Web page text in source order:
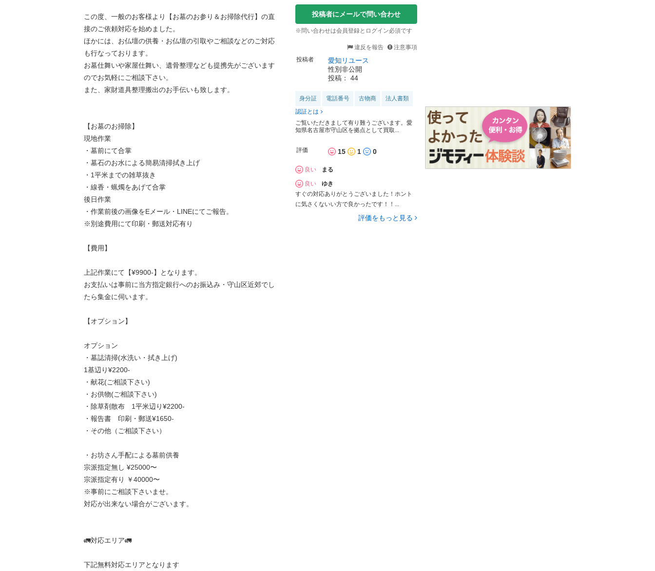
この度、一般のお客様より【お墓のお参り＆お掃除代行】の直
接のご依頼対応を始めました。
ほかには、お仏壇の供養・お仏壇の引取やご相談などのご対応
も行なっております。
お墓仕舞いや家屋仕舞い、遺骨整理なども提携先がございます
のでお気軽にご相談下さい。
また、家財道具整理搬出のお手伝いも致します。
【お墓のお掃除】
現地作業
・墓前にて合掌
・墓石のお水による簡易清掃拭き上げ
・1平米までの雑草抜き
・線香・蝋燭をあげて合掌
後日作業
・作業前後の画像をEメール・LINEにてご報告。
※別途費用にて印刷・郵送対応有り
【費用】
上記作業にて【¥9900-】となります。
お支払いは事前に当方指定銀行へのお振込み・守山区近郊でし
たら集金に伺います。
【オプション】
オプション
・墓誌清掃(水洗い・拭き上げ)
1基辺り¥2200-
・献花(ご相談下さい)
・お供物(ご相談下さい)
・除草剤散布 1平米辺り¥2200-
・報告書 印刷・郵送¥1650-
・その他（ご相談下さい）
・お坊さん手配による墓前供養
宗派指定無し ¥25000〜
宗派指定有り ￥40000〜
※事前にご相談下さいませ。
対応が出来ない場合がございます。
🚛対応エリア🚛
下記無料対応エリアとなります
投稿者にメールで問い合わせ
※問い合わせは会員登録とログイン必須です
違反を報告
注意事項
投稿者
愛知リユース
性別非公開
投稿： 44
身分証 電話番号 古物商
法人書類
認証とは
ご覧いただきまして有り難うございます。愛
知県名古屋市守山区を拠点として買取...
評価 15 1 0
良い まる
良い
ゆき
すぐの対応ありがとうございました！ホント
に気さくないい方で良かったです！！...
評価をもっと見る